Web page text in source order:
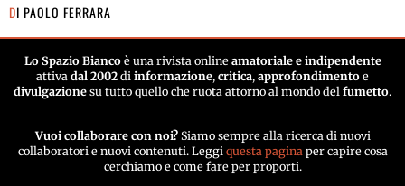
DI PAOLO FERRARA
Lo Spazio Biancoè una rivista online amatoriale e indipendente
attiva dal 2002 di informazione, critica, approfondimento e
divulgazione su tutto quello che ruota attorno al mondo del fumetto.
Vuoi collaborare con noi? Siamo sempre alla ricerca di nuovi
collaboratori e nuovi contenuti. Leggi questa paginaper capire cosa
cerchiamo e come fare per proporti.